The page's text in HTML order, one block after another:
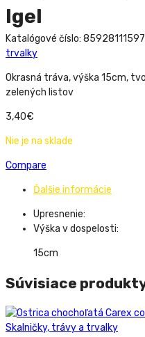
Igel
Katalógové číslo:
trvalky
Okrasná tráva, výška 15cm,
zelených listov
3,40€
Nie je na sklade
Compare
Ďalšie informácie
Upresnenie:
Výška v dospelosti:
15cm
Súvisiace
Skalničky, trávy a trvalky